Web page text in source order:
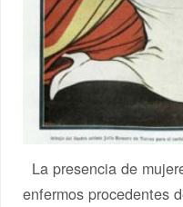
La presencia de
enfermos procedentes